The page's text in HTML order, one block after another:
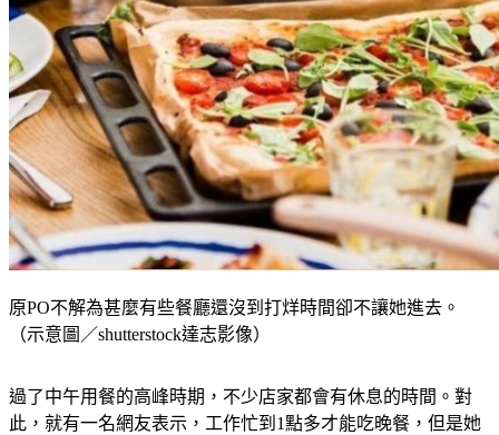
（示意圖／shutterstock達志影像）
此，就有一名網友表示，工作忙到1點多才能吃晚餐，但是她
發現店家常常在1點20分左右就不給內用，原PO強調自己「半